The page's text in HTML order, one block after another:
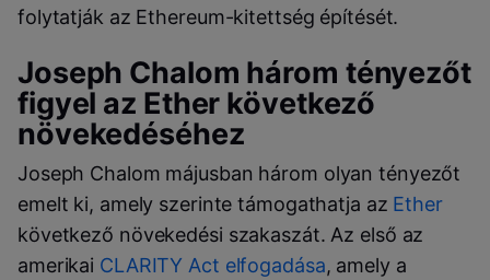
folytatják az Ethereum-kitettség építését.
Joseph Chalom három tényezőt
figyel az Ether következő
növekedéséhez
Joseph Chalom májusban három olyan tényezőt
emelt ki, amely szerinte támogathatja az Ether
következő növekedési szakaszát. Az első az
amerikai CLARITY Act elfogadása, amely a